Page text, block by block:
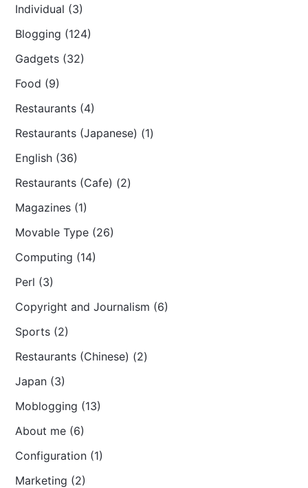
Individual (3)
Blogging (124)
Gadgets (32)
Food (9)
Restaurants (4)
Restaurants (Japanese) (1)
English (36)
Restaurants (Cafe) (2)
Magazines (1)
Movable Type (26)
Computing (14)
Perl (3)
Copyright and Journalism (6)
Sports (2)
Restaurants (Chinese) (2)
Japan (3)
Moblogging (13)
About me (6)
Configuration (1)
Marketing (2)